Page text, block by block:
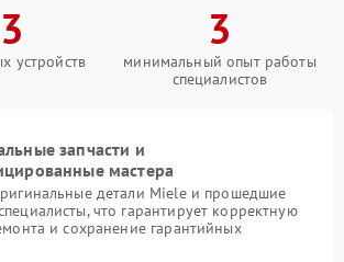
устройств
3
минимальный опыт работы
специалистов
запчасти и
мастера
детали Miele и прошедшие
что гарантирует корректную
и сохранение гарантийных